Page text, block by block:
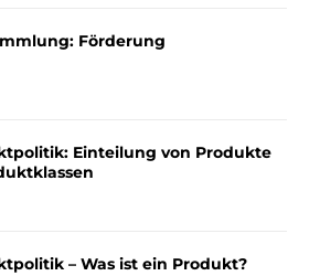
Förderung
Einteilung von Produkte
– Was ist ein Produkt?